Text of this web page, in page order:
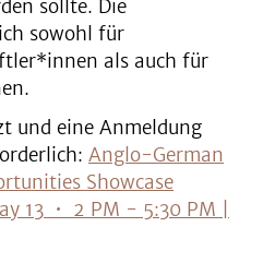
sollte. Die
sowohl für
als auch für
und eine Anmeldung
Anglo-German
Showcase
13 • 2 PM - 5:30 PM |